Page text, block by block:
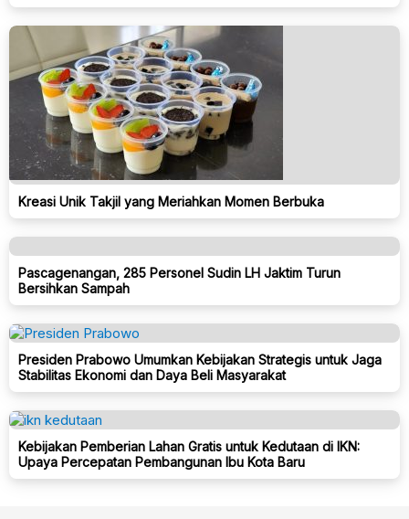
Kreasi Unik Takjil yang Meriahkan Momen Berbuka
Pascagenangan, 285 Personel Sudin LH Jaktim Turun
Bersihkan Sampah
Presiden Prabowo Umumkan Kebijakan Strategis untuk Jaga
Stabilitas Ekonomi dan Daya Beli Masyarakat
Kebijakan Pemberian Lahan Gratis untuk Kedutaan di IKN:
Upaya Percepatan Pembangunan Ibu Kota Baru